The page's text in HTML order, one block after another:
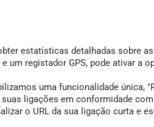
estatísticas detalhadas sobre
um registador GPS, pode ativar a
uma funcionalidade única,
ligações em conformidade
o URL da sua ligação curta e